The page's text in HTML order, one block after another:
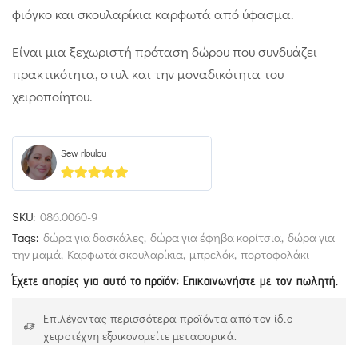
φιόγκο και σκουλαρίκια καρφωτά από ύφασμα.
Είναι μια ξεχωριστή πρόταση δώρου που συνδυάζει
πρακτικότητα, στυλ και την μοναδικότητα του
χειροποίητου.
Sew rloulou
5out of 5
SKU: 086.0060-9
Tags: δώρα για δασκάλες, δώρα για έφηβα κορίτσια, δώρα για
την μαμά, Καρφωτά σκουλαρίκια, μπρελόκ, πορτοφολάκι
Έχετε απορίες για αυτό το προϊόν; Επικοινωνήστε με τον πωλητή.
Επιλέγοντας περισσότερα προϊόντα από τον ίδιο
χειροτέχνη εξοικονομείτε μεταφορικά.